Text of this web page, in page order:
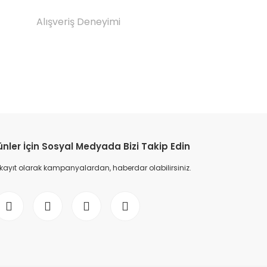
Alışveriş Deneyimi
İçin Sosyal Medyada Bizi Takip Edin
olarak kampanyalardan, haberdar olabilirsiniz.